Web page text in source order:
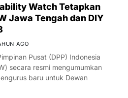
Watch Tetapkan
Jawa Tengah dan DIY
AGO
Pusat (DPP) Indonesia
secara resmi mengumumkan
baru untuk Dewan